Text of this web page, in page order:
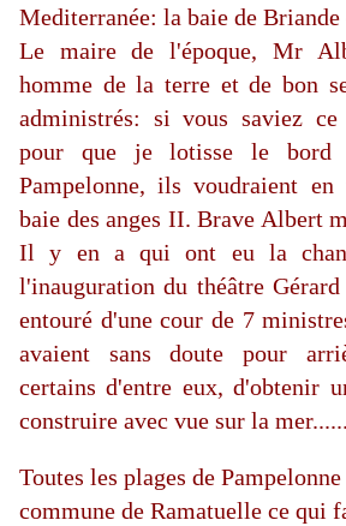
Mediterranée: la baie de
Le maire de l'époque, Mr
homme de la terre et de bon
administrés: si vous saviez
pour que je lotisse le bord
Pampelonne, ils voudraient
baie des anges II. Brave Albert
Il y en a qui ont eu la
l'inauguration du théâtre
entouré d'une cour de 7
avaient sans doute pour
certains d'entre eux, d'obtenir
construire avec vue sur la mer......
Toutes les plages de
commune de Ramatuelle ce qui